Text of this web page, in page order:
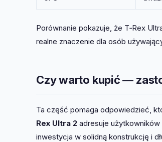
Porównanie pokazuje, że T‑Rex
realne znaczenie dla osób
Czy warto kupić —
Ta część pomaga odpowiedzieć,
Rex Ultra 2 adresuje
inwestycja w solidną konstrukcję i